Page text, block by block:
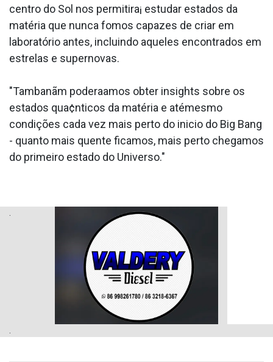
centro do Sol nos permitira¡ estudar estados da
matéria que nunca fomos capazes de criar em
laboratório antes, incluindo aqueles encontrados em
estrelas e supernovas.
"Tambanãm podera­amos obter insights sobre os
estados qua¢nticos da matéria e atémesmo
condições cada vez mais perto do ini­cio do Big Bang
- quanto mais quente ficamos, mais perto chegamos
do primeiro estado do Universo."